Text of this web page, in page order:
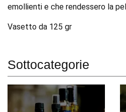
emollienti e che rendessero la
Vasetto da 125 gr
Sottocategorie